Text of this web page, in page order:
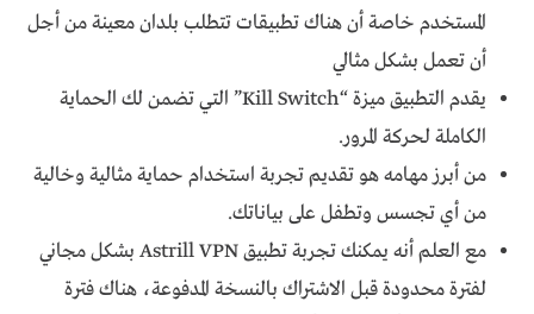
المستخدم خاصة أن هناك تطبيقات تتطلب بلدان معينة من أجل
أن تعمل بشكل مثالي
يقدم التطبيق ميزة “Kill Switch” التي تضمن لك الحماية
الكاملة لحركة المرور.
من أبرز مهامه هو تقديم تجربة استخدام حماية مثالية وخالية
من أي تجسس وتطفل على بياناتك.
مع العلم أنه يمكنك تجربة تطبيق Astrill VPN بشكل مجاني
لفترة محدودة قبل الاشتراك بالنسخة المدفوعة، هناك فترة